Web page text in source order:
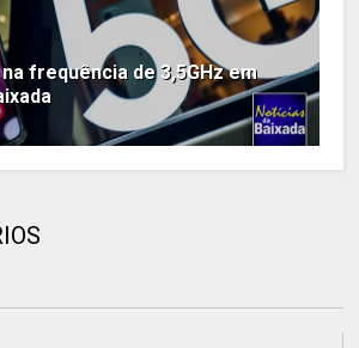
frequência de 3,5GHz em